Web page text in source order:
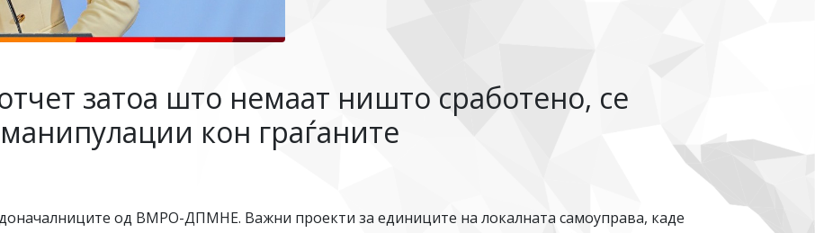
затоа што немаат ништо сработено, се
кон граѓаните
од ВМРО-ДПМНЕ. Важни проекти за единиците на локалната самоуправа, каде